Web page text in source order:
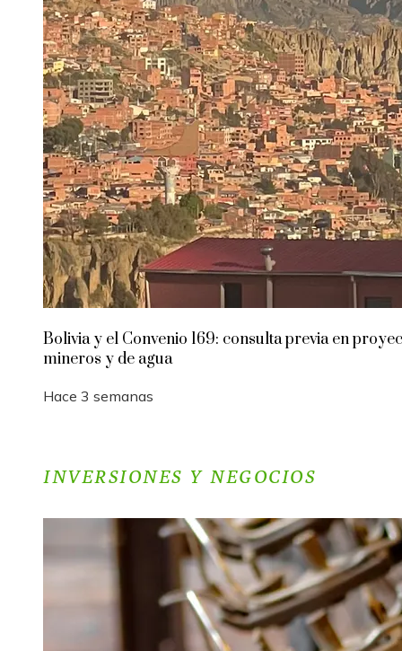
Bolivia y el Convenio 169: consulta previa en
mineros y de agua
Hace 3 semanas
INVERSIONES Y NEGOCIOS